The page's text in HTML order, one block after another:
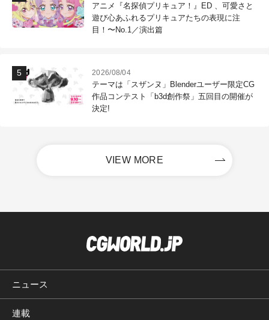
アニメ『名探偵プリキュア！』ED 、可愛さと
遊び心あふれるプリキュアたちの表現に注
目！〜No.1／演出篇
2026/08/04
テーマは「スザンヌ」Blenderユーザー限定CG
作品コンテスト「b3d創作祭」五回目の開催が
決定!
VIEW MORE
ニュース
連載